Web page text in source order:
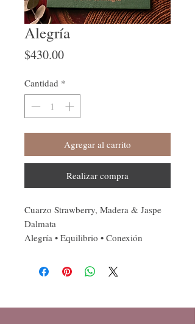
Alegría
$430.00Precio
Cantidad *
Agregar al carrito
Realizar compra
Cuarzo Strawberry, Madera & Jaspe
Dalmata
Alegría • Equilibrio • Conexión
aceite esencial en la madera como
aromaterapia
equilibrio emocional y te conecta con